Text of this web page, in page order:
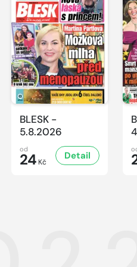
BLESK -
5.8.2026
od
24 Kč
Detail